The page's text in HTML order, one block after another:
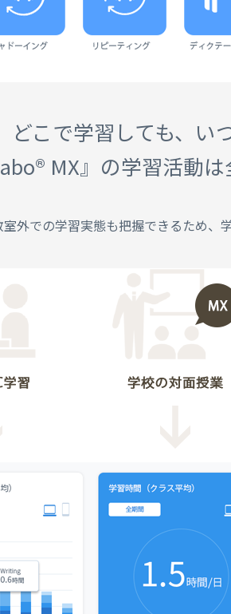
どこで学習しても、い
MX』の学習活動は
外での学習実態も把握できるため、